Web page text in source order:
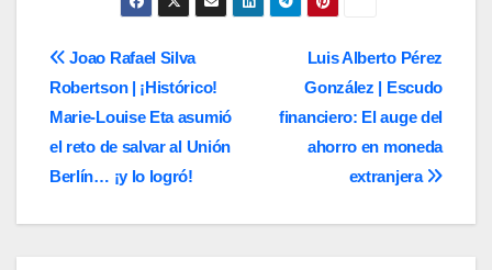
entradas
Navegación
de
entradas
Luis Alberto Pérez
González | Escudo
financiero: El auge del
ahorro en moneda
extranjera
Joao Rafael Silva
Robertson | ¡Histórico!
Marie-Louise Eta asumió
el reto de salvar al Unión
Berlín… ¡y lo logró!